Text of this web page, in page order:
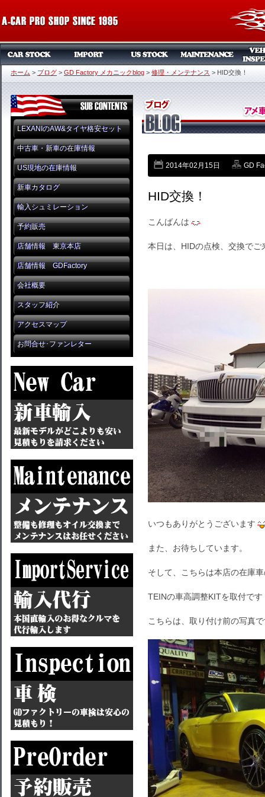
ホーム > ブログ > GD Factory メカニックblog > 修理・メンテナンス > HID交換！
LEXANIのAW&タイヤ格安セット
中古車・新車の在庫情報
US現地の在庫情報
新車カタログ
輸入シュミレーション
予約販売
店舗情報 東京本店
店舗情報 GDFactory
会社概要
スタッフ紹介
アクセスマップ
お問合せ･ファンレター
2014年02月15日 GD
HID交換！
こんばんは
本日は、HIDの点検、交換で
いつもありがとうございます
また、お待ちしています。
そして、こちらは本店の在庫
TEINの車高調整KITを取付です
こちらは、取り付け前の写真